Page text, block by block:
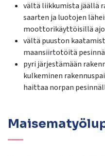
vältä liikkumista jäällä
saarten ja luotojen
moottorikäyttöisillä
vältä puuston
maansiirtotöitä
pyri järjestämään
kulkeminen
haittaa norpan